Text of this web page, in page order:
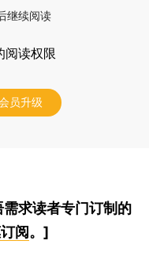
继续阅读
阅读权限
员升级
求读者专门订制的
阅 。]